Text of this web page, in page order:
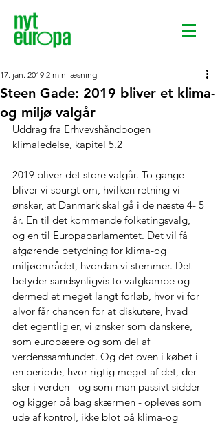
Steen Gade: 2019 bliver et klima-
og miljø valgår
17. jan. 2019 2 min læsning
Uddrag fra Erhvevshåndbogen
klimaledelse, kapitel 5.2
2019 bliver det store valgår. To gange
bliver vi spurgt om, hvilken retning vi
ønsker, at Danmark skal gå i de næste 4- 5
år. En til det kommende folketingsvalg,
og en til Europaparlamentet. Det vil få
afgørende betydning for klima-og
miljøområdet, hvordan vi stemmer. Det
betyder sandsynligvis to valgkampe og
dermed et meget langt forløb, hvor vi for
alvor får chancen for at diskutere, hvad
det egentlig er, vi ønsker som danskere,
som europæere og som del af
verdenssamfundet. Og det oven i købet i
en periode, hvor rigtig meget af det, der
sker i verden - og som man passivt sidder
og kigger på bag skærmen - opleves som
ude af kontrol, ikke blot på klima-og